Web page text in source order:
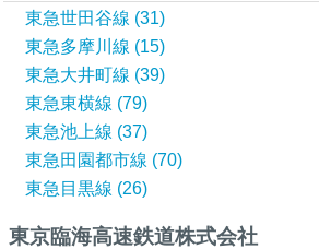
東急世田谷線 (31)
東急多摩川線 (15)
東急大井町線 (39)
東急東横線 (79)
東急池上線 (37)
東急田園都市線 (70)
東急目黒線 (26)
東京臨海高速鉄道株式会社